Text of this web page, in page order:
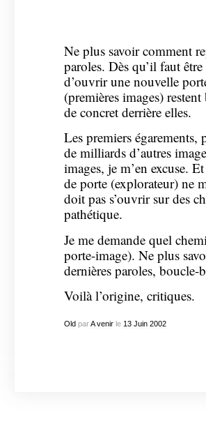
Ne plus savoir comment
paroles. Dès qu’il faut
d’ouvrir une nouvelle
(premières images)
de concret derrière elles.
Les premiers
de milliards d’autres
images, je m’en excuse.
de porte (explorateur) ne
doit pas s’ouvrir sur des
pathétique.
Je me demande quel
porte-image). Ne plus
dernières paroles, boucle-
Voilà l’origine, critiques.
OldparA venirle 13 Juin 2002